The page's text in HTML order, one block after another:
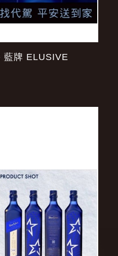
藍牌 ELUSIVE